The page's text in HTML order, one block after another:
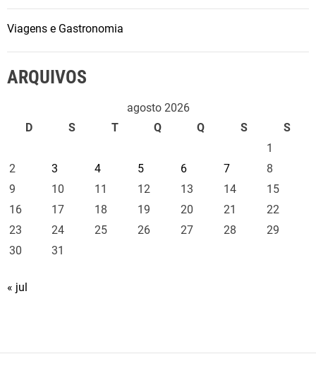
Viagens e Gastronomia
ARQUIVOS
agosto 2026
D
S T Q Q S
S
1
2
3 4 5 6 7
8
9
10 11 12 13 14
15
16
17 18 19 20 21
22
23
24 25 26 27 28
29
30
31
« jul